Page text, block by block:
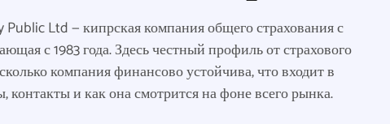
Ltd — кипрская компания общего страхования с
с 1983 года. Здесь честный профиль от страхового
компания финансово устойчива, что входит в
контакты и как она смотрится на фоне всего рынка.